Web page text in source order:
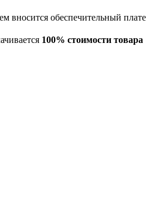
вносится обеспечительный
100% стоимости товара